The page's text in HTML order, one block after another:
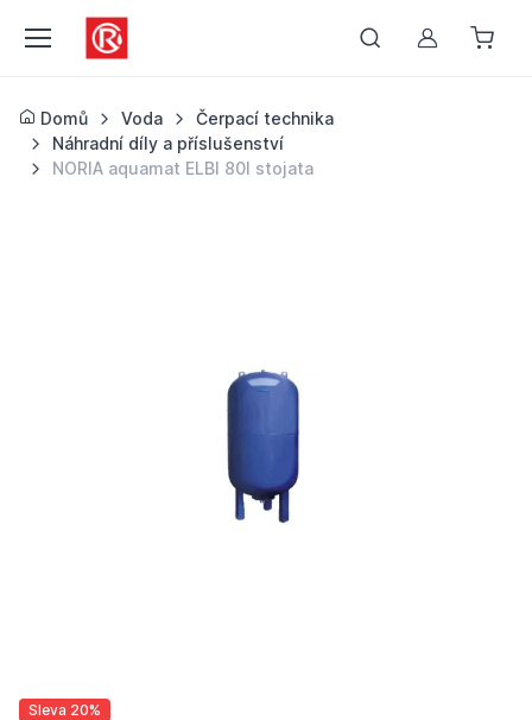
Můj účet
Domů Voda
Čerpací technika
Náhradní díly a příslušenství
NORIA aquamat ELBI 80l stojata
Sleva 20%